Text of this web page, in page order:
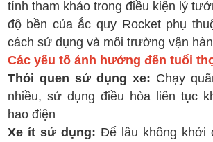
tính tham khảo trong điều kiện lý
độ bền của ắc quy Rocket phụ
cách sử dụng và môi trường vận
Các yếu tố ảnh hưởng đến tuổi
Thói quen sử dụng xe: Chạy
nhiều, sử dụng điều hòa liên tục
hao điện
Xe ít sử dụng: Để lâu không khởi